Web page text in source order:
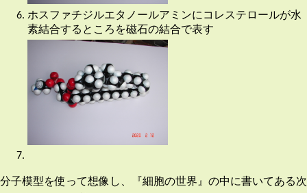
ホスファチジルエタノールアミンにコレステロールが水
素結合するところを磁石の結合で表す
分子模型を使って想像し、『細胞の世界』の中に書いてある次